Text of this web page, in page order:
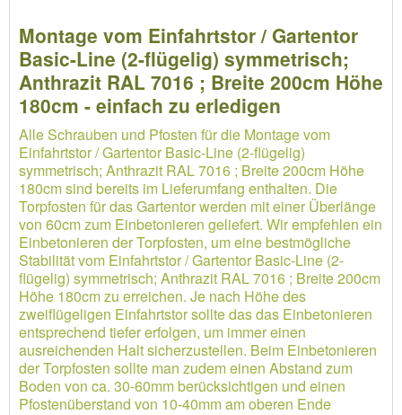
Montage vom Einfahrtstor / Gartentor
Basic-Line (2-flügelig) symmetrisch;
Anthrazit RAL 7016 ; Breite 200cm Höhe
180cm - einfach zu erledigen
Alle Schrauben und Pfosten für die Montage vom
Einfahrtstor / Gartentor Basic-Line (2-flügelig)
symmetrisch; Anthrazit RAL 7016 ; Breite 200cm Höhe
180cm sind bereits im Lieferumfang enthalten. Die
Torpfosten für das Gartentor werden mit einer Überlänge
von 60cm zum Einbetonieren geliefert. Wir empfehlen ein
Einbetonieren der Torpfosten, um eine bestmögliche
Stabilität vom Einfahrtstor / Gartentor Basic-Line (2-
flügelig) symmetrisch; Anthrazit RAL 7016 ; Breite 200cm
Höhe 180cm zu erreichen. Je nach Höhe des
zweiflügeligen Einfahrtstor sollte das das Einbetonieren
entsprechend tiefer erfolgen, um immer einen
ausreichenden Halt sicherzustellen. Beim Einbetonieren
der Torpfosten sollte man zudem einen Abstand zum
Boden von ca. 30-60mm berücksichtigen und einen
Pfostenüberstand von 10-40mm am oberen Ende